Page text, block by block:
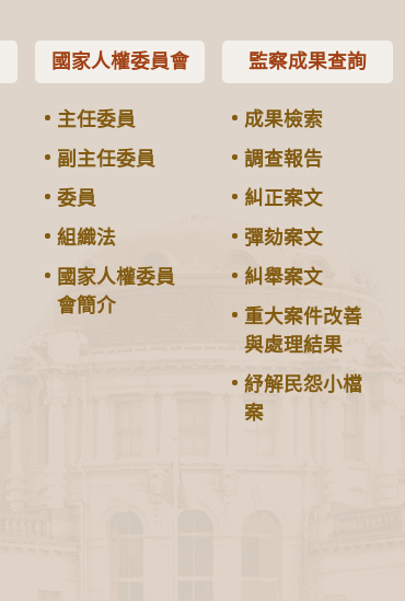
國家人權委員會
主任委員
副主任委員
委員
組織法
國家人權委員
會簡介
監察成果查詢
成果檢索
調查報告
糾正案文
彈劾案文
糾舉案文
重大案件改善
與處理結果
紓解民怨小檔
案